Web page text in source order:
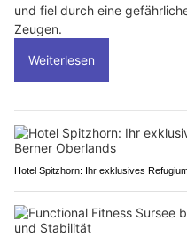
und fiel durch eine
Zeugen.
Weiterlesen
Hotel Spitzhorn: Ihr exklusives